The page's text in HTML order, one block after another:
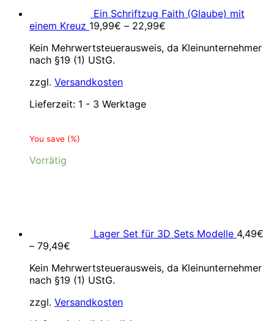
Ein Schriftzug Faith (Glaube) mit
einem Kreuz 19,99€ – 22,99€
Kein Mehrwertsteuerausweis, da Kleinunternehmer
nach §19 (1) UStG.
zzgl. Versandkosten
Lieferzeit: 1 - 3 Werktage
You save (%)
Vorrätig
Lager Set für 3D Sets Modelle 4,49€
– 79,49€
Kein Mehrwertsteuerausweis, da Kleinunternehmer
nach §19 (1) UStG.
zzgl. Versandkosten